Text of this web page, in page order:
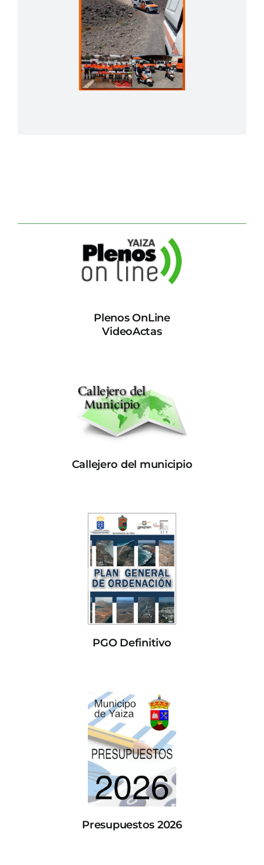
Plenos OnLine
VideoActas
Callejero del municipio
PGO Definitivo
Presupuestos 2026